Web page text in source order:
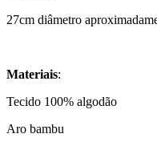
27cm diâmetro
Materiais:
Tecido 100% algodão
Aro bambu